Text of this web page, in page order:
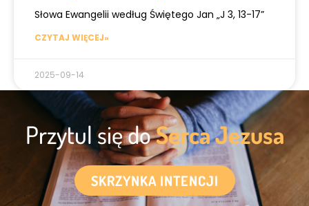
Słowa Ewangelii według Świętego Jan „J 3, 13-17”
CZYTAJ WIĘCEJ»
2025-09-14
Przytul się doSerca Jezusa
SKRZYNKA INTENCJI